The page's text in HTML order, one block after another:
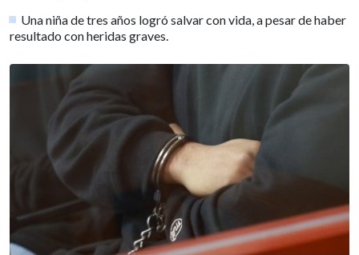
Una niña de tres años logró salvar con vida, a pesar de haber
resultado con heridas graves.